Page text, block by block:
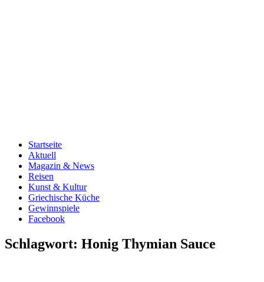
Startseite
Aktuell
Magazin & News
Reisen
Kunst & Kultur
Griechische Küche
Gewinnspiele
Facebook
Schlagwort: Honig Thymian Sauce